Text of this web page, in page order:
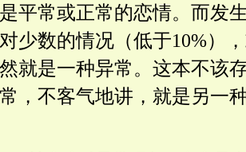
平常或正常的恋情。而发
少数的情况（低于10%）
就是一种异常。这本不该
，不客气地讲，就是另一